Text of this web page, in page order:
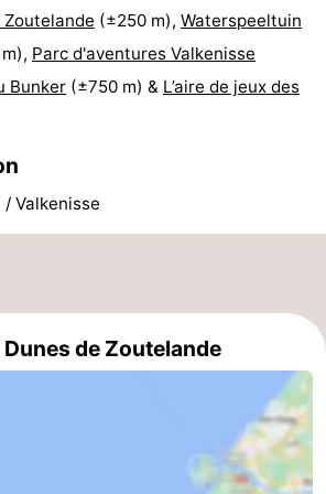
Zoutelande (±250 m), Waterspeeltuin
Parc d'aventures Valkenisse
Bunker (±750 m) & L’aire de jeux des
Valkenisse
de Zoutelande